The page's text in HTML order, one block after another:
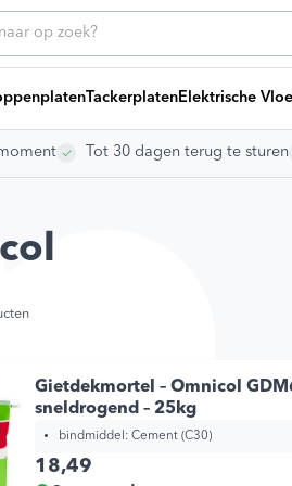
laten leggen
Tackerplaten Elektrische
Tot 30 dagen terug te sturen
Gietdekmortel – Omnicol
sneldrogend – 25kg
bindmiddel: Cement (C30)
18,49